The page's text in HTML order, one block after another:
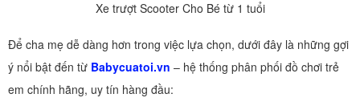
Xe trượt Scooter Cho Bé từ 1 tuổi
Để cha mẹ dễ dàng hơn trong việc lựa chọn, dưới đây là những gợi
ý nổi bật đến từ Babycuatoi.vn – hệ thống phân phối đồ chơi trẻ
em chính hãng, uy tín hàng đầu: